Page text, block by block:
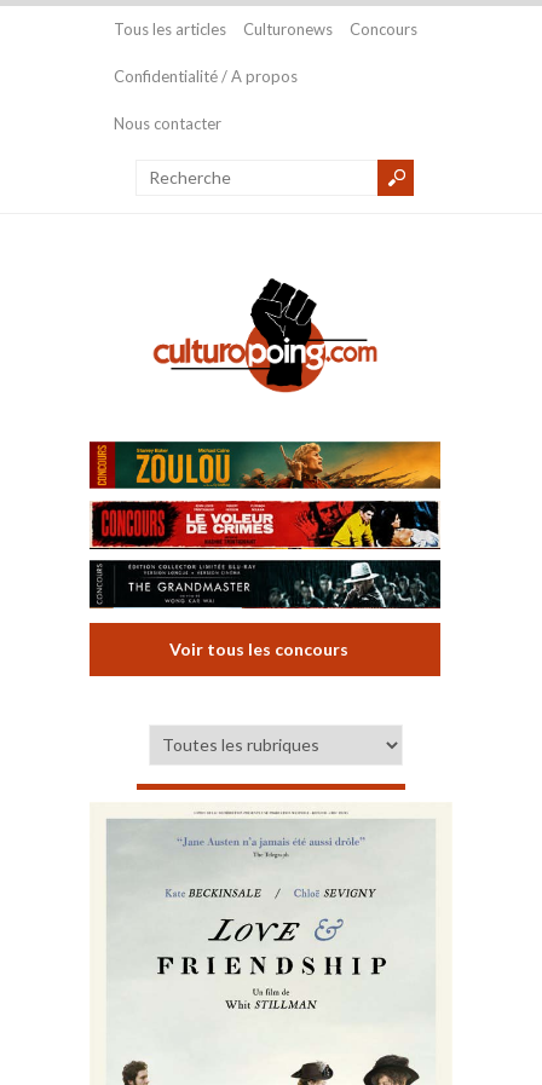
Tous les articles Culturonews Concours
Confidentialité / A propos
Nous contacter
Voir tous les concours